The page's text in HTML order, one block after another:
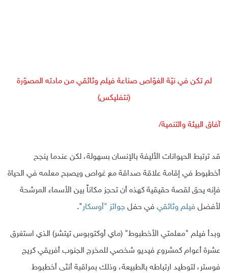
لم تكن في نيّة الغوّاص صناعة فيلم وثائقي من مادته المصوّرة
(نتفليكس)
آفاق البيئة والتنمية/
قد ترتبط الحيوانات الأليفة بالإنسان بسهولة، لكن عندما ينجح
أخطبوط في إقامة علاقة صداقة مع غواص ويصبح معلمه في الحياة
فإنه يحق لقصة حقيقية كهذه أن تحجز مكاناً بين الأسماء المرشحة
لأفضل فيلم وثائقي في حفل جوائز "أوسكار".
وبدأ فيلم "معلمتي الأخطبوط" (ماي أوكتوبوس تيتشر) الذي استغرق
عشرة أعوام كمشروع فيديو شخصي للمخرج الجنوب أفريقي كريج
فوستر، لتوطيد ارتباطه بالطبيعة، وذلك بمراقبة أنثى أخطبوط